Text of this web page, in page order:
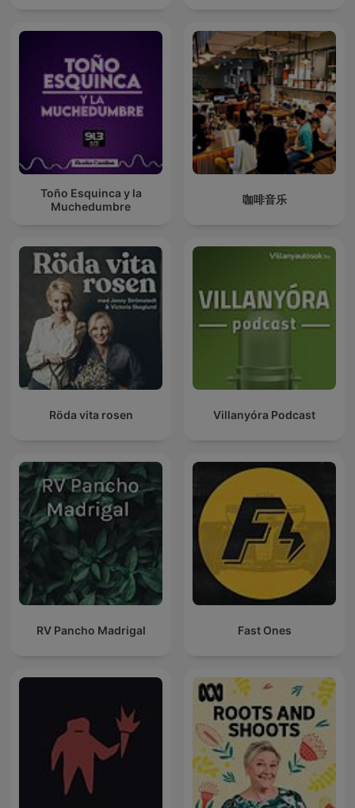
Toño Esquinca y la
Muchedumbre
咖啡音乐
Röda vita rosen Villanyóra Podcast
RV Pancho Madrigal Fast Ones